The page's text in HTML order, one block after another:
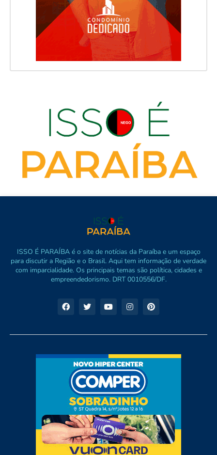
ISSO É PARAÍBA é o site de notícias da Paraíba e um espaço
para discutir a Região e o Brasil. Aqui tem informação de verdade
com imparcialidade. Os principais temas são política, cidades e
empreendedorismo. DRT 0010556/DF.